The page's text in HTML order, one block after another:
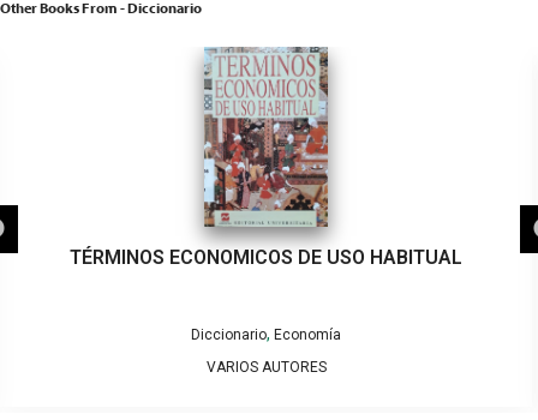
Other Books From - Diccionario
TÉRMINOS ECONOMICOS DE USO HABITUAL
Diccionario, Economía
VARIOS AUTORES